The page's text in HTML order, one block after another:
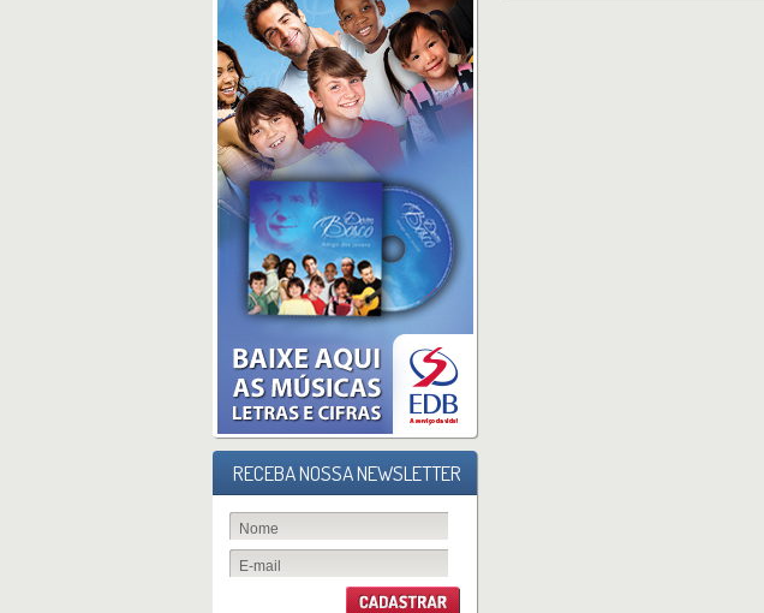
RECEBA NOSSA NEWSLETTER